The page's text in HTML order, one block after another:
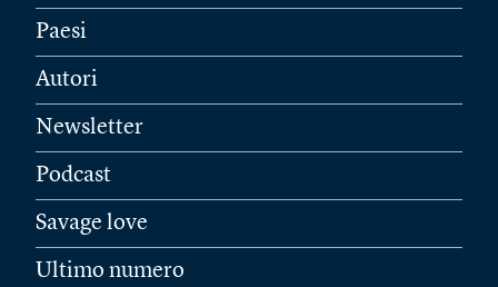
Paesi
Autori
Newsletter
Podcast
Savage love
Ultimo numero